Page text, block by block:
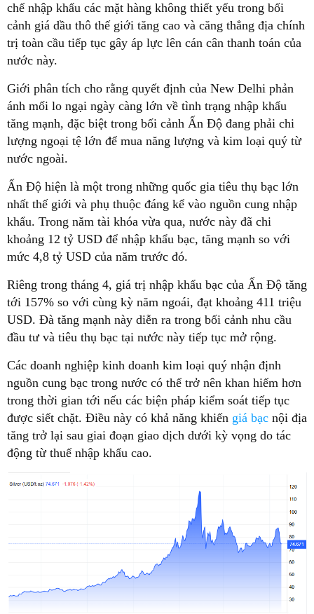
chế nhập khẩu các mặt hàng không thiết yếu trong bối
cảnh giá dầu thô thế giới tăng cao và căng thẳng địa chính
trị toàn cầu tiếp tục gây áp lực lên cán cân thanh toán của
nước này.
Giới phân tích cho rằng quyết định của New Delhi phản
ánh mối lo ngại ngày càng lớn về tình trạng nhập khẩu
tăng mạnh, đặc biệt trong bối cảnh Ấn Độ đang phải chi
lượng ngoại tệ lớn để mua năng lượng và kim loại quý từ
nước ngoài.
Ấn Độ hiện là một trong những quốc gia tiêu thụ bạc lớn
nhất thế giới và phụ thuộc đáng kể vào nguồn cung nhập
khẩu. Trong năm tài khóa vừa qua, nước này đã chi
khoảng 12 tỷ USD để nhập khẩu bạc, tăng mạnh so với
mức 4,8 tỷ USD của năm trước đó.
Riêng trong tháng 4, giá trị nhập khẩu bạc của Ấn Độ tăng
tới 157% so với cùng kỳ năm ngoái, đạt khoảng 411 triệu
USD. Đà tăng mạnh này diễn ra trong bối cảnh nhu cầu
đầu tư và tiêu thụ bạc tại nước này tiếp tục mở rộng.
Các doanh nghiệp kinh doanh kim loại quý nhận định
nguồn cung bạc trong nước có thể trở nên khan hiếm hơn
trong thời gian tới nếu các biện pháp kiểm soát tiếp tục
được siết chặt. Điều này có khả năng khiến giá bạc nội địa
tăng trở lại sau giai đoạn giao dịch dưới kỳ vọng do tác
động từ thuế nhập khẩu cao.